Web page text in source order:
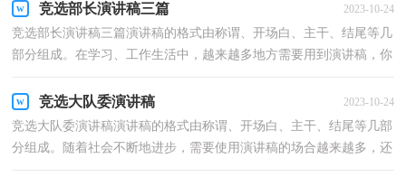
竞选部长演讲稿三篇 2023-10-24
竞选部长演讲稿三篇演讲稿的格式由称谓、开场白、主干、结尾等几
部分组成。在学习、工作生活中，越来越多地方需要用到演讲稿，你
竞选大队委演讲稿 2023-10-24
竞选大队委演讲稿演讲稿的格式由称谓、开场白、主干、结尾等几部
分组成。随着社会不断地进步，需要使用演讲稿的场合越来越多，还